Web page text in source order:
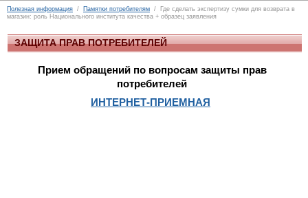
Полезная информация / Памятки потребителям / Где сделать экспертизу сумки для возврата в
магазин: роль Национального института качества + образец заявления
ЗАЩИТА ПРАВ ПОТРЕБИТЕЛЕЙ
Прием обращений по вопросам защиты прав
потребителей
ИНТЕРНЕТ-ПРИЕМНАЯ